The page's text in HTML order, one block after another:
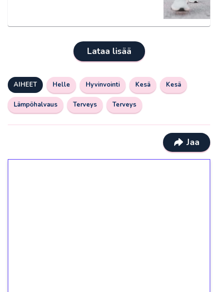
Lataa lisää
AIHEET Helle Hyvinvointi Kesä Kesä
Lämpöhalvaus Terveys Terveys
Jaa